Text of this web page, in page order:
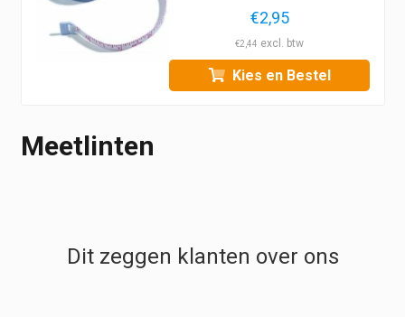
€2,95
€2,44
Kies en Bestel
Meetlinten
Dit zeggen klanten over ons